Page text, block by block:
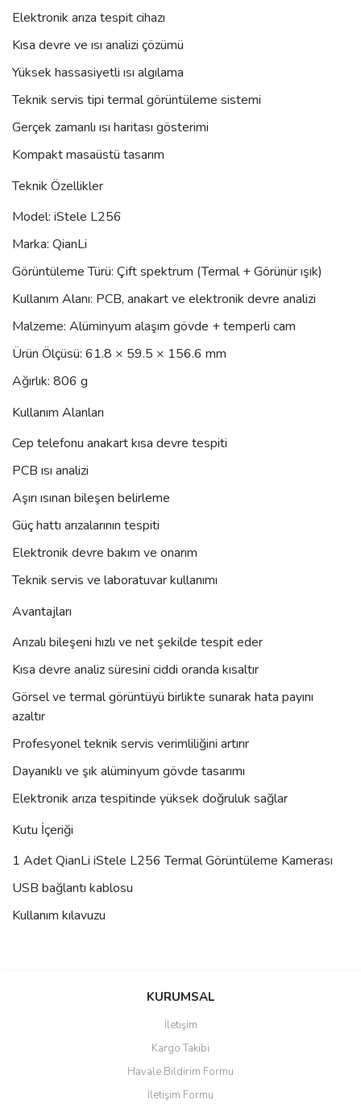
Elektronik arıza tespit cihazı
Kısa devre ve ısı analizi çözümü
Yüksek hassasiyetli ısı algılama
Teknik servis tipi termal görüntüleme sistemi
Gerçek zamanlı ısı haritası gösterimi
Kompakt masaüstü tasarım
Teknik Özellikler
Model: iStele L256
Marka: QianLi
Görüntüleme Türü: Çift spektrum (Termal + Görünür ışık)
Kullanım Alanı: PCB, anakart ve elektronik devre analizi
Malzeme: Alüminyum alaşım gövde + temperli cam
Ürün Ölçüsü: 61.8 × 59.5 × 156.6 mm
Ağırlık: 806 g
Kullanım Alanları
Cep telefonu anakart kısa devre tespiti
PCB ısı analizi
Aşırı ısınan bileşen belirleme
Güç hattı arızalarının tespiti
Elektronik devre bakım ve onarım
Teknik servis ve laboratuvar kullanımı
Avantajları
Arızalı bileşeni hızlı ve net şekilde tespit eder
Kısa devre analiz süresini ciddi oranda kısaltır
Görsel ve termal görüntüyü birlikte sunarak hata payını
azaltır
Profesyonel teknik servis verimliliğini artırır
Dayanıklı ve şık alüminyum gövde tasarımı
Elektronik arıza tespitinde yüksek doğruluk sağlar
Kutu İçeriği
1 Adet QianLi iStele L256 Termal Görüntüleme Kamerası
USB bağlantı kablosu
Kullanım kılavuzu
Bu ürüne ilk yorumu siz yapın!
Ürün resmi kalitesiz, bozuk veya görüntülenemiyor.
Ürün açıklamasında eksik bilgiler bulunuyor.
Ürün bilgilerinde hatalar bulunuyor.
KURUMSAL
İletişim
Kargo Takibi
Havale Bildirim Formu
İletişim Formu